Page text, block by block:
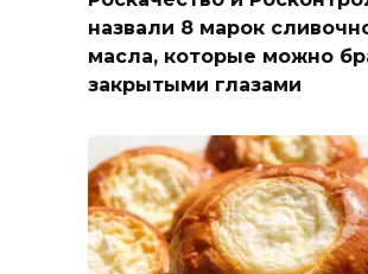
назвали 8 марок
масла, которые можно
закрытыми глазами